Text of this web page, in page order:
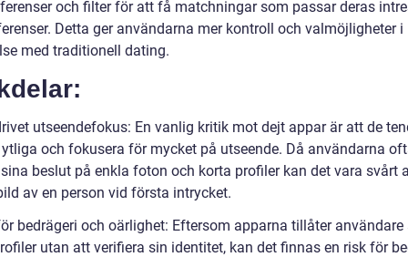
och filter för att få matchningar som passar deras
Detta ger användarna mer kontroll och valmöjligheter i
med traditionell dating.
utseendefokus: En vanlig kritik mot dejt appar är att de
och fokusera för mycket på utseende. Då användarna
beslut på enkla foton och korta profiler kan det vara svårt
av en person vid första intrycket.
bedrägeri och oärlighet: Eftersom apparna tillåter användare
utan att verifiera sin identitet, kan det finnas en risk för